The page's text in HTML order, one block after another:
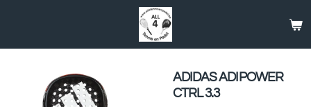
ADIDAS ADIPOWER
CTRL 3.3